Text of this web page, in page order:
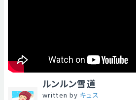
ルンルン雪道
written by キュス